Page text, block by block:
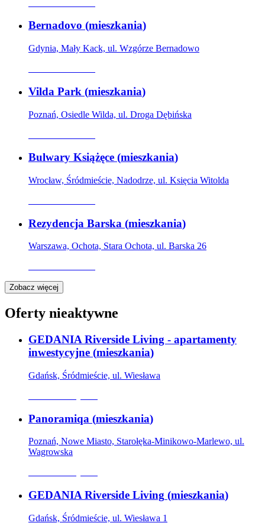
Bernadovo (mieszkania)
Gdynia, Mały Kack, ul. Wzgórze Bernadowo
Vilda Park (mieszkania)
Poznań, Osiedle Wilda, ul. Droga Dębińska
Bulwary Książęce (mieszkania)
Wrocław, Śródmieście, Nadodrze, ul. Księcia Witolda
Rezydencja Barska (mieszkania)
Warszawa, Ochota, Stara Ochota, ul. Barska 26
Zobacz więcej
Oferty nieaktywne
GEDANIA Riverside Living - apartamenty
inwestycyjne (mieszkania)
Gdańsk, Śródmieście, ul. Wiesława
Panoramiqa (mieszkania)
Poznań, Nowe Miasto, Starołęka-Minikowo-Marlewo, ul.
Wagrowska
GEDANIA Riverside Living (mieszkania)
Gdańsk, Śródmieście, ul. Wiesława 1